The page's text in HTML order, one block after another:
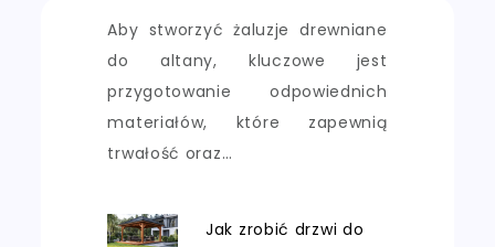
Aby stworzyć żaluzje drewniane
do altany, kluczowe jest
przygotowanie odpowiednich
materiałów, które zapewnią
trwałość oraz…
Jak zrobić drzwi do